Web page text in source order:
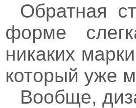
Обратная
форме
никаких
который уже
Вообще,